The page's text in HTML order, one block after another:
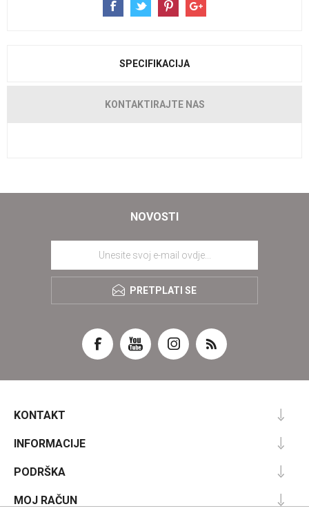
SPECIFIKACIJA
KONTAKTIRAJTE NAS
NOVOSTI
PRETPLATI SE
KONTAKT
INFORMACIJE
PODRŠKA
MOJ RAČUN